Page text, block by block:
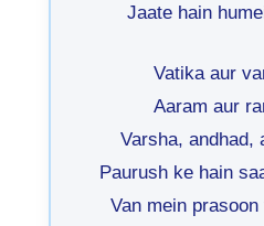
Jaate hain
Vatika aur
Aaram aur
Varsha, andhad,
Paurush ke hain
Van mein